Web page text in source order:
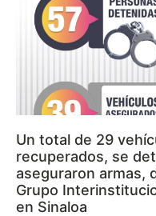
Un total de 29
recuperados, se
aseguraron armas,
Grupo
en Sinaloa